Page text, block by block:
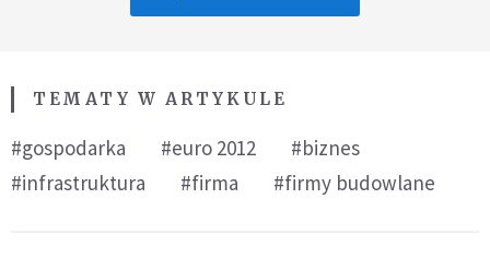
TEMATY W ARTYKULE
#gospodarka #euro 2012
#biznes
#infrastruktura
#firma #firmy budowlane